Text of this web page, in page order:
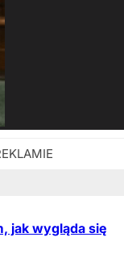
jak wygląda się